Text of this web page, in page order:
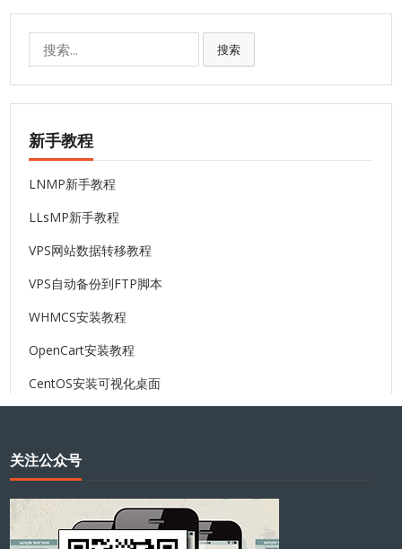
搜索
新手教程
LNMP新手教程
LLsMP新手教程
VPS网站数据转移教程
VPS自动备份到FTP脚本
WHMCS安装教程
OpenCart安装教程
CentOS安装可视化桌面
关注公众号